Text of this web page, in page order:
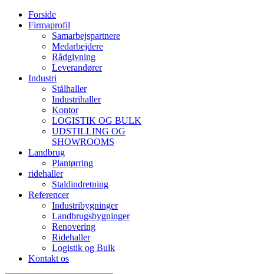
Forside
Firmaprofil
Samarbejspartnere
Medarbejdere
Rådgivning
Leverandører
Industri
Stålhaller
Industrihaller
Kontor
LOGISTIK OG BULK
UDSTILLING OG
SHOWROOMS
Landbrug
Plantørring
ridehaller
Staldindretning
Referencer
Industribygninger
Landbrugsbygninger
Renovering
Ridehaller
Logistik og Bulk
Kontakt os